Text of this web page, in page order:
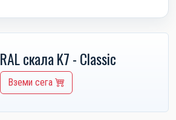
RAL скала K7 - Classic
Вземи сега